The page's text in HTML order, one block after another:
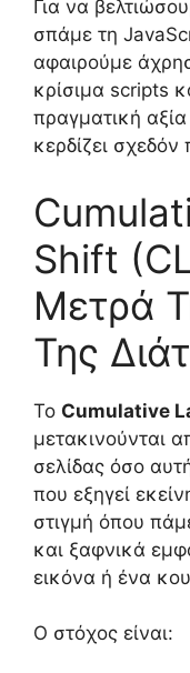
Για να
σπάμε τη
αφαιρούμε
κρίσιμα scripts
πραγματική
κερδίζει σχεδόν
Shift
Μετρά
Της
Το Cumulative
μετακινούνται
σελίδας όσο
που εξηγεί
στιγμή όπου
και ξαφνικά
εικόνα ή ένα
Ο στόχος είναι: